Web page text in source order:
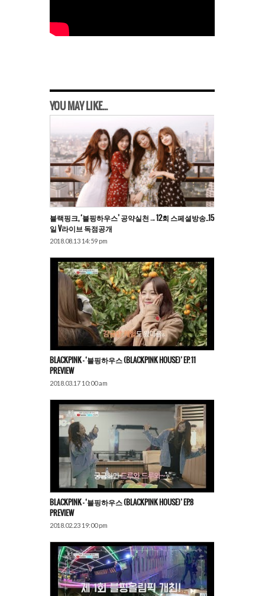
YOU MAY LIKE...
블랙핑크, ‘블핑하우스’ 공약실천→12회 스페셜방송..15
일 V라이브 독점공개
2018.08.13 14:59 pm
BLACKPINK – ‘블핑하우스 (BLACKPINK HOUSE)’ EP. 11
PREVIEW
2018.03.17 10:00 am
BLACKPINK – ‘블핑하우스 (BLACKPINK HOUSE)’ EP.8
PREVIEW
2018.02.23 19:00 pm